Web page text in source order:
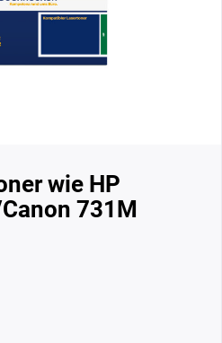
wie HP
731M